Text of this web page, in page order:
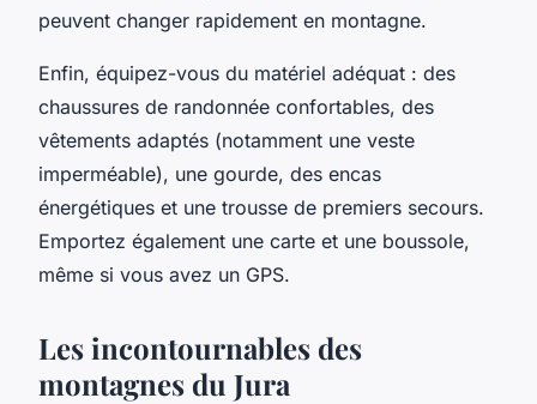
peuvent changer rapidement en montagne.
Enfin, équipez-vous du matériel adéquat : des
chaussures de randonnée confortables, des
vêtements adaptés (notamment une veste
imperméable), une gourde, des encas
énergétiques et une trousse de premiers secours.
Emportez également une carte et une boussole,
même si vous avez un GPS.
Les incontournables des
montagnes du Jura